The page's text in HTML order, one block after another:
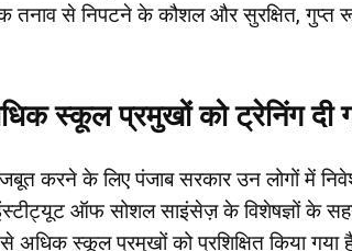
तनाव से निपटने के कौशल और सुरक्षित, गुप्त
स्कूल प्रमुखों को ट्रेनिंग दी
करने के लिए पंजाब सरकार उन लोगों में
ऑफ सोशल साइंसेज़ के विशेषज्ञों के
अधिक स्कूल प्रमुखों को प्रशिक्षित किया